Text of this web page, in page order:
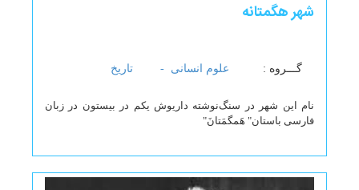
شهر هگمتانه
گـــروه : علوم انسانی - تاریخ
نام این شهر در سنگ‌نوشته داریوش یکم در بیستون در زبان
فارسی باستان" هَمگمَتانَ"